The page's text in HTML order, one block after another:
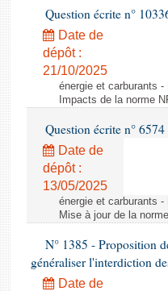
Question écrite n°
Date de
dépôt :
21/10/2025
énergie et carburants
Impacts de la norme
Question écrite n°
Date de
dépôt :
13/05/2025
énergie et carburants
Mise à jour de la
N° 1385 - Proposition
généraliser l'interdiction
Date de